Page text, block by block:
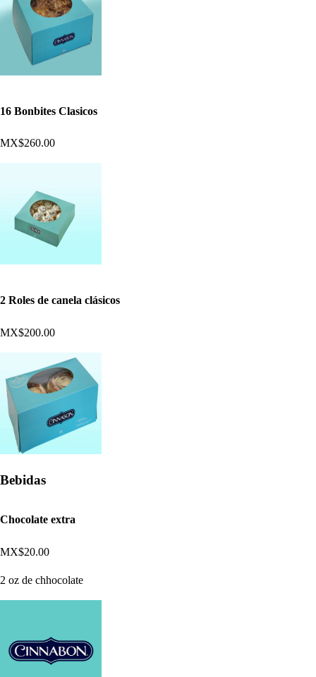
16 Bonbites Clasicos
MX$260.00
2 Roles de canela clásicos
MX$200.00
Bebidas
Chocolate extra
MX$20.00
2 oz de chhocolate